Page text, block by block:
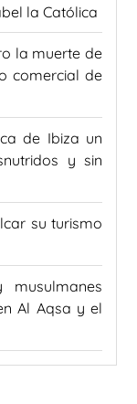
la Católica
la muerte de
comercial de
de Ibiza un
y sin
su turismo
Al Aqsa y el